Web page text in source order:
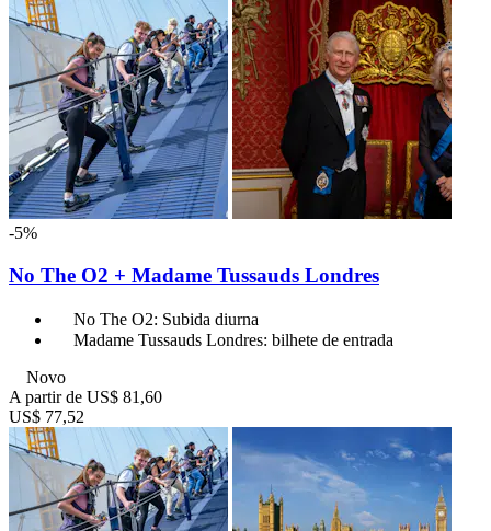
-5%
No The O2 + Madame Tussauds Londres
No The O2: Subida diurna
Madame Tussauds Londres: bilhete de entrada
Novo
A partir de US$ 81,60
US$ 77,52